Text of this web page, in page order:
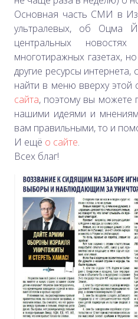
Основная часть СМИ в
ультралевых, об Оцма
центральных
многотиражных газетах,
другие ресурсы
найти в меню вверху этой
сайта, поэтому вы можете
нашими идеями и
вам правильными, то и
И ещё о сайте.
Всех благ!